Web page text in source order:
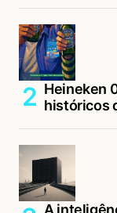
Heineken
históricos